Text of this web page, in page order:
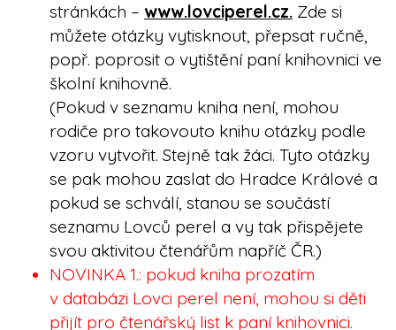
stránkách – www.lovciperel.cz. Zde si
můžete otázky vytisknout, přepsat ručně,
popř. poprosit o vytištění paní knihovnici ve
školní knihovně.
(Pokud v seznamu kniha není, mohou
rodiče pro takovouto knihu otázky podle
vzoru vytvořit. Stejně tak žáci. Tyto otázky
se pak mohou zaslat do Hradce Králové a
pokud se schválí, stanou se součástí
seznamu Lovců perel a vy tak přispějete
svou aktivitou čtenářům napříč ČR.)
NOVINKA 1.: pokud kniha prozatím
v databázi Lovci perel není, mohou si děti
přijít pro čtenářský list k paní knihovnici.